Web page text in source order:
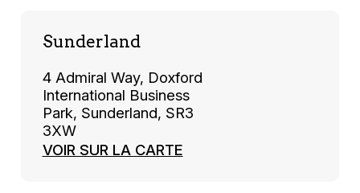
Sunderland
4 Admiral Way, Doxford
International Business
Park, Sunderland, SR3
3XW
VOIR SUR LA CARTE